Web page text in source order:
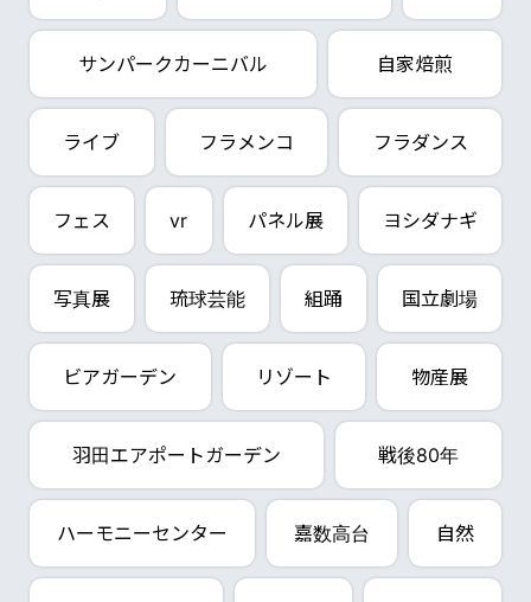
サンパークカーニバル 自家焙煎
ライブ フラメンコ フラダンス
フェス vr パネル展 ヨシダナギ
写真展 琉球芸能 組踊 国立劇場
ビアガーデン リゾート 物産展
羽田エアポートガーデン 戦後80年
ハーモニーセンター 嘉数高台 自然